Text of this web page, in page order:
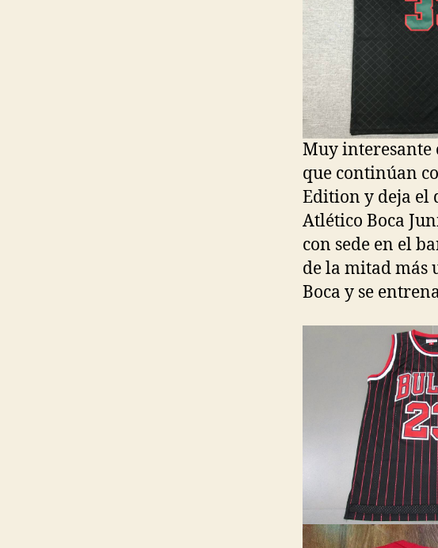
Muy interesante
que continúan
Edition y deja el
Atlético Boca
con sede en el
de la mitad más
Boca y se